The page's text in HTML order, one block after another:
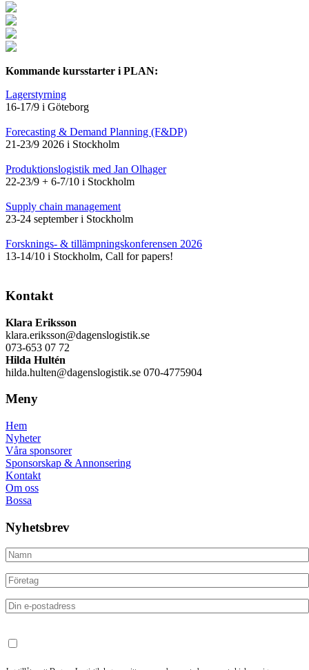
Kommande kursstarter i PLAN:
Lagerstyrning
16-17/9 i Göteborg
Forecasting & Demand Planning (F&DP)
21-23/9 2026 i Stockholm
Produktionslogistik med Jan Olhager
22-23/9 + 6-7/10 i Stockholm
Supply chain management
23-24 september i Stockholm
Forsknings- & tillämpningskonferensen 2026
13-14/10 i Stockholm, Call for papers!
Kontakt
Klara Eriksson
klara.eriksson@dagenslogistik.se
073-653 07 72
Hilda Hultén
hilda.hulten@dagenslogistik.se 070-4775904
Meny
Hem
Nyheter
Våra sponsorer
Sponsorskap & Annonsering
Kontakt
Om oss
Bossa
Nyhetsbrev